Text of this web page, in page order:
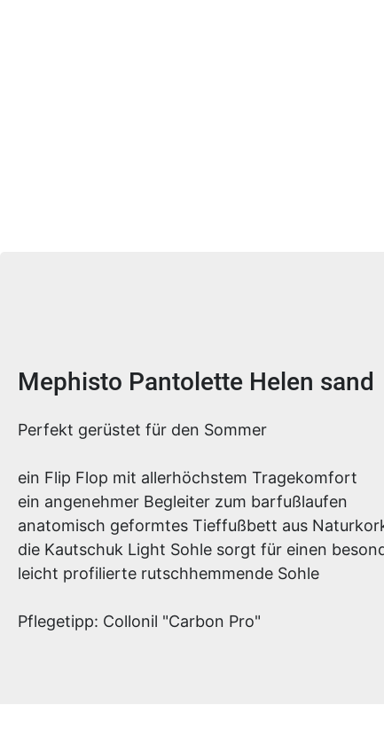
Produktinformationen
Mephisto Pantolette Helen sand
Perfekt gerüstet für den Sommer
ein Flip Flop mit allerhöchstem Tragekomfort
ein angenehmer Begleiter zum barfußlaufen
anatomisch geformtes Tieffußbett aus
die Kautschuk Light Sohle sorgt für einen
leicht profilierte rutschhemmende Sohle
Pflegetipp: Collonil "Carbon Pro"